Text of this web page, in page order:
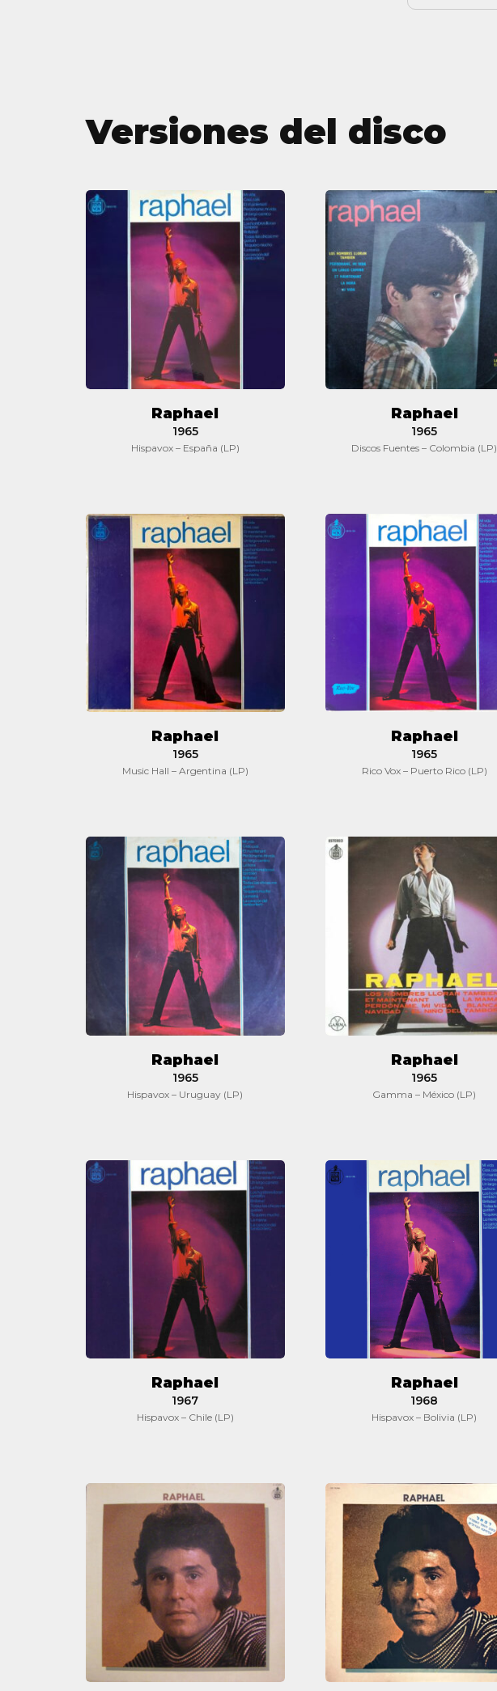
Versiones del disco
Raphael
Raphael
1965
Hispavox – España (LP)
Raphael
Raphael
1965
Discos Fuentes – Colombia (LP)
Raphael
Raphael
1965
Music Hall – Argentina (LP)
Raphael
Raphael
1965
Rico Vox – Puerto Rico (LP)
Raphael
Raphael
1965
Hispavox – Uruguay (LP)
Raphael
Raphael
1965
Gamma – México (LP)
Raphael
Raphael
1967
Hispavox – Chile (LP)
Raphael
Raphael
1968
Hispavox – Bolivia (LP)
Raphael Raphael